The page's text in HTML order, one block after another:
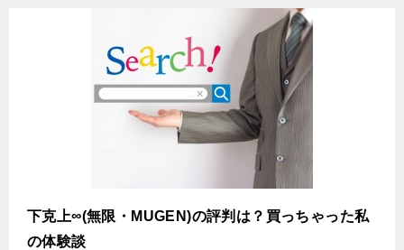
下克上∞(無限・MUGEN)の評判は？買っちゃった私
の体験談